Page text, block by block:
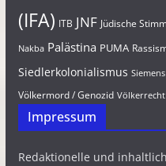
(IFA) ITB JNF Jüdische
Nakba Palästina PUMA
Siedlerkolonialismus Siemens
Völkermord / Genozid Völkerrecht
Impressum
Redaktionelle und